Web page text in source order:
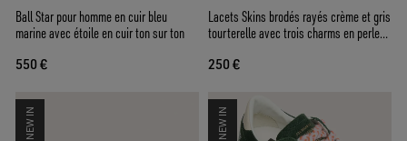
Ball Star pour homme en cuir bleu
marine avec étoile en cuir ton sur ton
550 €
Lacets Skins brodés rayés crème et gris
tourterelle avec trois charms en perles
250 €
NEW IN NEW IN